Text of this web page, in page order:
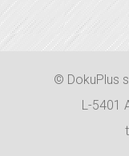
© DokuPlus
L-5401